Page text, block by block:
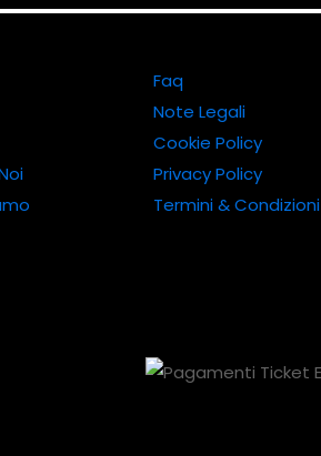
Faq
Note Legali
Cookie Policy
Privacy Policy
Termini & Condizioni